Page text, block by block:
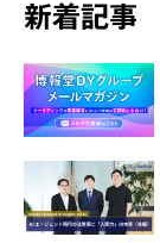
新着記事